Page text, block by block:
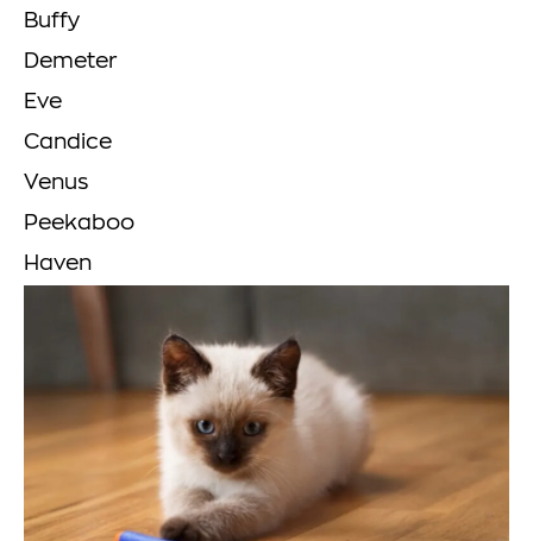
Buffy
Demeter
Eve
Candice
Venus
Peekaboo
Haven